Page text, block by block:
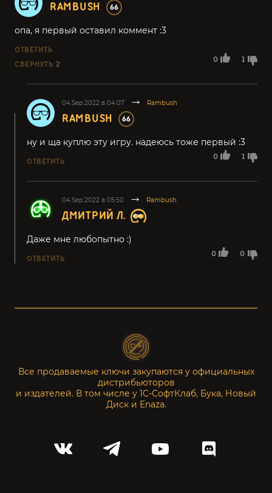
RAMBUSH 66
0 1
опа, я первый оставил коммент :3
ОТВЕТИТЬ
СВЕРНУТЬ 2
04.Sep.2022 в 04:07 Rambush
RAMBUSH 66
0 1
ну и ща куплю эту игру. надеюсь тоже первый :3
ОТВЕТИТЬ
04.Sep.2022 в 05:50 Rambush
ДМИТРИЙ Л.
0 0
Даже мне любопытно :)
ОТВЕТИТЬ
Все продаваемые ключи закупаются у официальных
дистрибьюторов
и издателей. В том числе у 1С-СофтКлаб, Бука, Новый
Диск и Enaza.